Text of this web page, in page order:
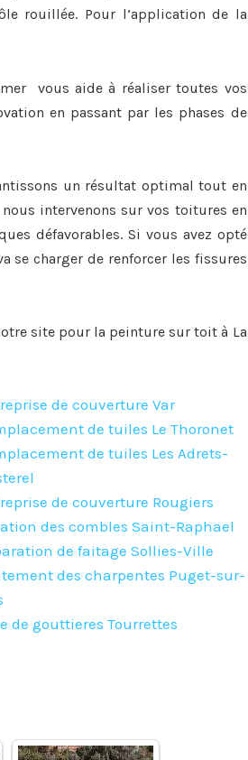
rouillée. Pour l’application de la
vous aide à réaliser toutes vos
en passant par les phases de
un résultat optimal tout en
intervenons sur vos toitures en
défavorables. Si vous avez opté
se charger de renforcer les fissures
site pour la peinture sur toit à La
de couverture Var
de tuiles Le Thoronet
de tuiles Les Adrets-
de couverture Rougiers
des combles Saint-Raphael
de faitage Sollies-Ville
des charpentes Puget-sur-
de gouttieres Tourrettes